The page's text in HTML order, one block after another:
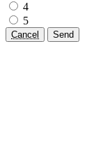
4
5
Cancel Send